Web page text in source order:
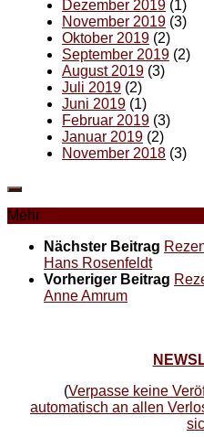
Dezember 2019 (1)
November 2019 (3)
Oktober 2019 (2)
September 2019 (2)
August 2019 (3)
Juli 2019 (2)
Juni 2019 (1)
Februar 2019 (3)
Januar 2019 (2)
November 2018 (3)
Mehr
Nächster Beitrag
Hans Rosenfeldt
Vorheriger Beitrag
Anne Amrum
(Verpasse keine
automatisch an allen